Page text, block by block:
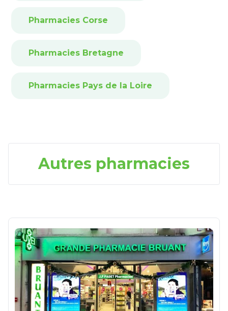
Pharmacies Corse
Pharmacies Bretagne
Pharmacies Pays de la Loire
Autres pharmacies